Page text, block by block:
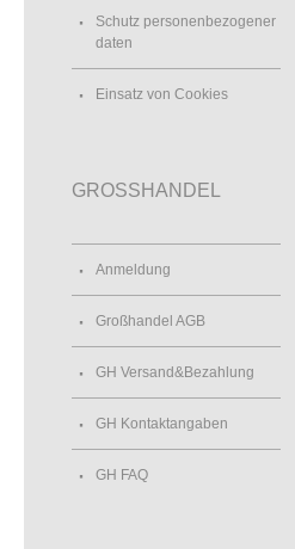
Schutz personenbezogener
daten
Einsatz von Cookies
GROSSHANDEL
Anmeldung
Großhandel AGB
GH Versand&Bezahlung
GH Kontaktangaben
GH FAQ